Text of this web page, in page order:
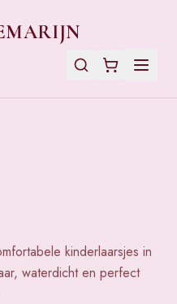
kinderlaarsjes in
waterdicht en perfect